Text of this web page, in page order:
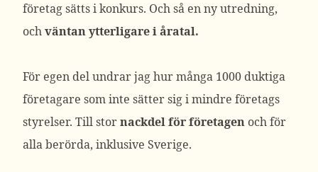
företag sätts i konkurs. Och så en ny utredning,
ochväntan ytterligare i åratal.
För egen del undrar jag hur många 1000 duktiga
företagare som inte sätter sig i mindre företags
styrelser. Till stornackdel för företagen och för
alla berörda, inklusive Sverige.